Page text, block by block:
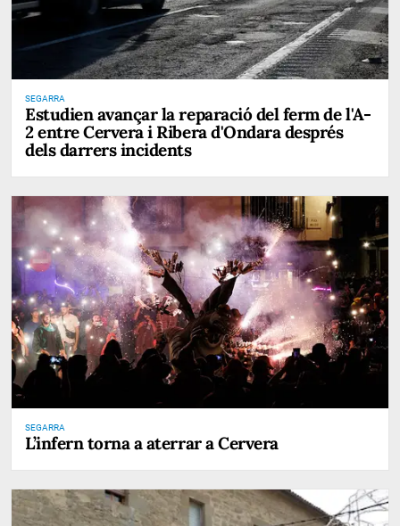
SEGARRA
Estudien avançar la reparació del ferm de l'A-
2 entre Cervera i Ribera d'Ondara després
dels darrers incidents
SEGARRA
L’infern torna a aterrar a Cervera